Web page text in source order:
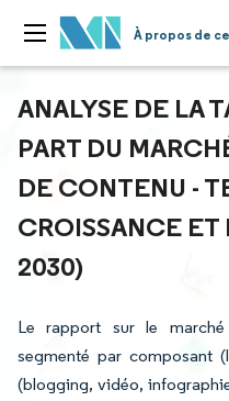
À propos de
ANALYSE DE LA
PART DU
DE CONTENU -
CROISSANCE ET
2030)
Le rapport sur le
segmenté par composant
(blogging, vidéo,